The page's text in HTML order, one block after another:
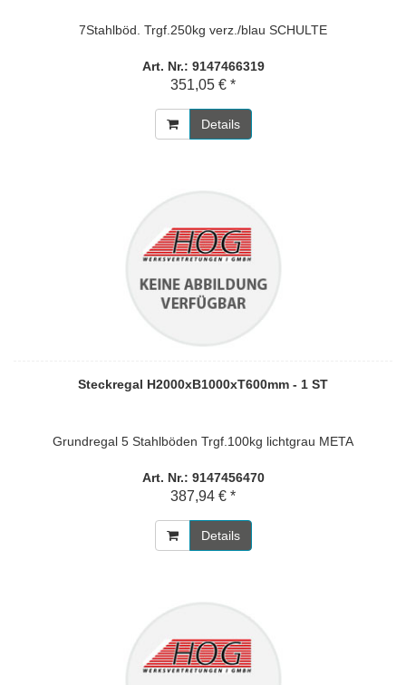
7Stahlböd. Trgf.250kg verz./blau SCHULTE
Art. Nr.: 9147466319
351,05 € *
Details
Steckregal H2000xB1000xT600mm - 1 ST
Grundregal 5 Stahlböden Trgf.100kg lichtgrau META
Art. Nr.: 9147456470
387,94 € *
Details